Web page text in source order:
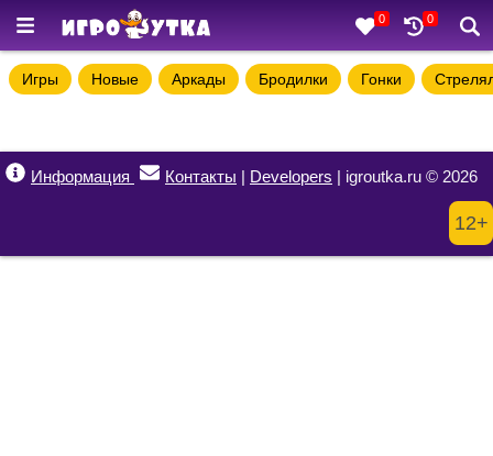
0 0
Игры Новые Аркады Бродилки Гонки
Информация Контакты | Developers | igroutka.ru © 2026
12+